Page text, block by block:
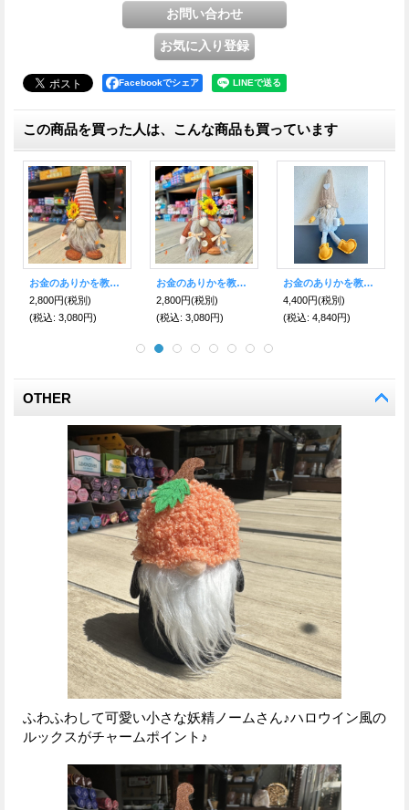
Facebookでシェア
この商品を買った人は、こんな商品も買っています
お金のありかを教えてくれる！宝物の守護者 伝説の妖精gnome（ノーム）吊り下げ みつばちヒマワリ
2,200円(税別)
(税込: 2,420円)
お金のありかを教えてくれる！宝物の守護者 伝説の妖精gnome（ノーム）ぱすてるうさぎ ライトグリーン吊り下げ
2,600円(税別)
(税込: 2,860円)
お金のありかを教えてくれる！宝物の守護者 伝説の妖精gnome（ノーム）みつばち
3,300円(税別)
(税込: 3,630円)
OTHER
ふわふわして可愛い小さな妖精ノームさん♪ハロウイン風の
ルックスがチャームポイント♪